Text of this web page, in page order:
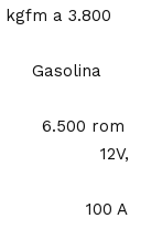
kgfm a 3.800
6.500 rom
A